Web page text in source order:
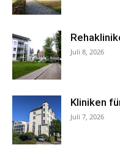
Juli 8, 2026
Kliniken
Juli 7, 2026